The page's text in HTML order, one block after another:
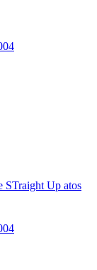
STraight Up atos